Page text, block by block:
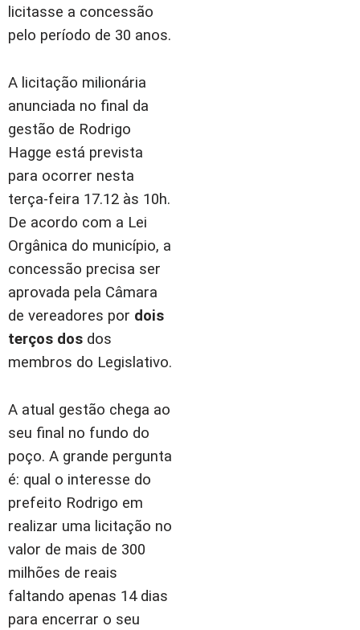
licitasse a concessão
pelo período de 30 anos.
A licitação milionária
anunciada no final da
gestão de Rodrigo
Hagge está prevista
para ocorrer nesta
terça-feira 17.12 às 10h.
De acordo com a Lei
Orgânica do município, a
concessão precisa ser
aprovada pela Câmara
de vereadores por dois
terços dos dos
membros do Legislativo.
A atual gestão chega ao
seu final no fundo do
poço. A grande pergunta
é: qual o interesse do
prefeito Rodrigo em
realizar uma licitação no
valor de mais de 300
milhões de reais
faltando apenas 14 dias
para encerrar o seu